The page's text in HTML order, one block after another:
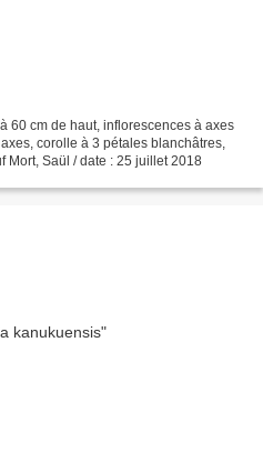
60 cm de haut, inflorescences à axes
corolle à 3 pétales blanchâtres,
Saül / date : 25 juillet 2018